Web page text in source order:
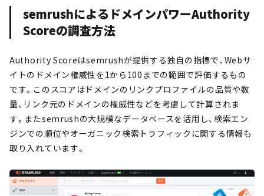
semrushによるドメインパワーAuthority
Scoreの調査方法
Authority Scoreはsemrushが提供する独自の指標で、Webサ
イトのドメイン権威性を1から100までの範囲で評価するもの
です。このスコアはドメインのリンクプロファイルの品質や数
量、リンク元のドメインの権威性などを考慮して計算されま
す。またsemrushの大規模なデータベースを活用し、検索エン
ジンでの順位やオーガニック検索トラフィックに関する情報も
取り入れています。